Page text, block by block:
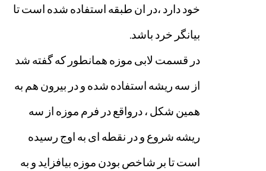
خوددارد،در انطبقهاستفادهشدهاستتا
بیانگر خردباشد.
در قسمت لابیموزههمانطور کهگفتهشد
از سهریشهاستفادهشدهودر بیرونهمبه
همینشکل،درواقعدر فرمموزهاز سه
ریشهشروعودر نقطهایبهاوجرسیده
استتابر شاخصبودنموزهبیافزایدوبه